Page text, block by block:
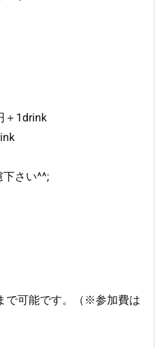
＋1drink
さい^^;
で可能です。（※参加費は